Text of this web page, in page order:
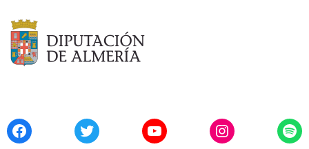
FacebookTwitter YouTubeInstagram